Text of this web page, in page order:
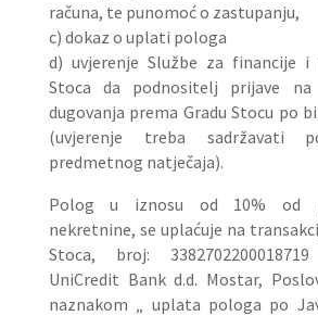
računa, te punomoć o zastupanju,
c) dokaz o uplati pologa
d) uvjerenje Službe za financije i
Stoca da podnositelj prijave na
dugovanja prema Gradu Stocu po
(uvjerenje treba sadržavati
predmetnog natječaja).
Polog u iznosu od 10% od
nekretnine, se uplaćuje na
Stoca, broj:
UniCredit Bank d.d. Mostar,
naznakom „ uplata pologa po